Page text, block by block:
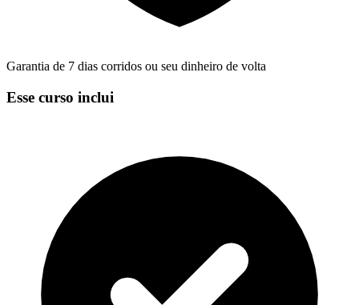
Garantia de 7 dias corridos ou seu dinheiro de volta
Esse curso inclui